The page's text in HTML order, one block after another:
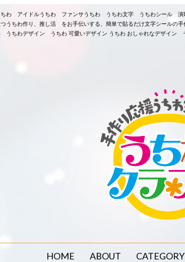
わ アイドルうちわ ファンサうちわ うちわ文字 うちわシール 演
うちわ作り、推し活 をお手伝いする、簡単で貼るだけ文字シールの
うちわデザイン うちわ 可愛いデザイン うちわ おしゃれなデザイ
HOME ABOUT CATEGORY